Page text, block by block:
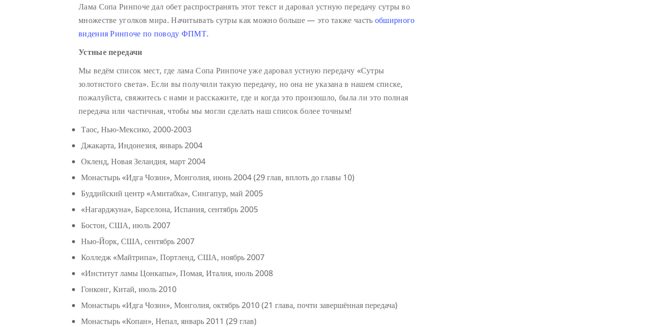
Лама Сопа Ринпоче дал обет распространять этот текст и даровал устную передачу сутры во
множестве уголков мира. Начитывать сутры как можно больше — это также часть обширного
видения Ринпоче по поводу ФПМТ.
Устные передачи
Мы ведём список мест, где лама Сопа Ринпоче уже даровал устную передачу «Сутры
золотистого света». Если вы получили такую передачу, но она не указана в нашем списке,
пожалуйста, свяжитесь с нами и расскажите, где и когда это произошло, была ли это полная
передача или частичная, чтобы мы могли сделать наш список более точным!
Таос, Нью-Мексико, 2000-2003
Джакарта, Индонезия, январь 2004
Окленд, Новая Зеландия, март 2004
Монастырь «Идга Чозин», Монголия, июнь 2004 (29 глав, вплоть до главы 10)
Буддийский центр «Амитабха», Сингапур, май 2005
«Нагарджуна», Барселона, Испания, сентябрь 2005
Бостон, США, июль 2007
Нью-Йорк, США, сентябрь 2007
Колледж «Майтрипа», Портленд, США, ноябрь 2007
«Институт ламы Цонкапы», Помая, Италия, июль 2008
Гонконг, Китай, июль 2010
Монастырь «Идга Чозин», Монголия, октябрь 2010 (21 глава, почти завершённая передача)
Монастырь «Копан», Непал, январь 2011 (29 глав)